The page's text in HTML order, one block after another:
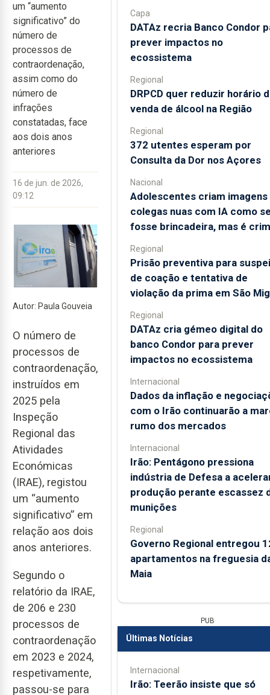
um “aumento
significativo” do
número de
processos de
contraordenação,
assim como do
número de
infrações
constatadas, face
aos dois anos
anteriores
16 de jun. de 2026,
09:12
Autor: Paula Gouveia
O número de
processos de
contraordenação,
instruídos em
2025 pela
Inspeção
Regional das
Atividades
Económicas
(IRAE), registou
um “aumento
significativo” em
relação aos dois
anos anteriores.
Segundo o
relatório da IRAE,
de 206 e 230
processos de
contraordenação
em 2023 e 2024,
respetivamente,
passou-se para
Capa
DATAz recria Banco Condor
prever impactos no
ecossistema
Regional
DRPCD quer reduzir horário
venda de álcool na Região
Regional
372 utentes esperam por
Consulta da Dor nos Açores
Nacional
Adolescentes criam imagens
colegas nuas com IA como
fosse brincadeira, mas é
Regional
Prisão preventiva para
de coação e tentativa de
violação da prima em São
Regional
DATAz cria gémeo digital do
banco Condor para prever
impactos no ecossistema
Internacional
Dados da inflação e
com o Irão continuarão a
rumo dos mercados
Internacional
Irão: Pentágono pressiona
indústria de Defesa a
produção perante escassez
munições
Regional
Governo Regional entregou
apartamentos na freguesia
Maia
PUB
Últimas Notícias
Internacional
Irão: Teerão insiste que só